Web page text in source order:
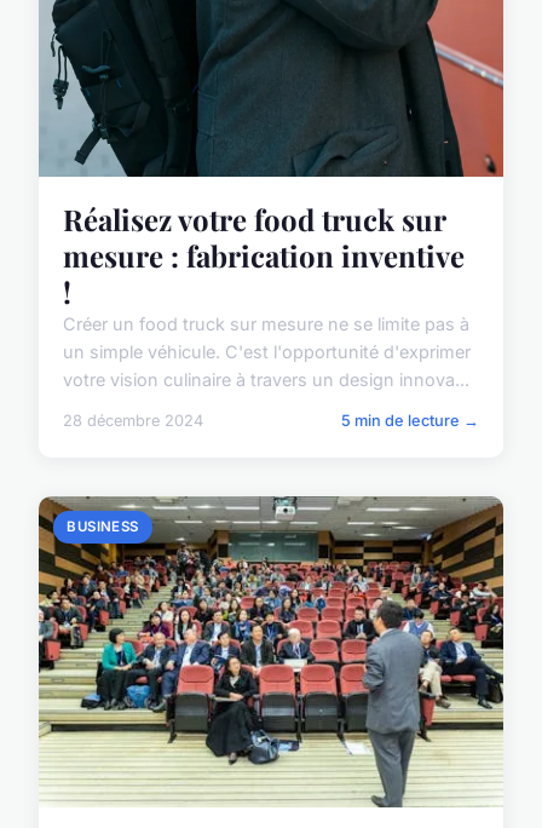
Réalisez votre food truck sur
mesure : fabrication inventive
!
Créer un food truck sur mesure ne se limite pas à
un simple véhicule. C'est l'opportunité d'exprimer
votre vision culinaire à travers un design innova...
28 décembre 2024 5 min de lecture →
BUSINESS